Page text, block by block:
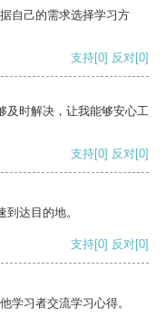
自己的需求选择学习方
支持[0] 反对[0]
及时解决，让我能够安心工
支持[0] 反对[0]
达目的地。
支持[0] 反对[0]
学习者交流学习心得。